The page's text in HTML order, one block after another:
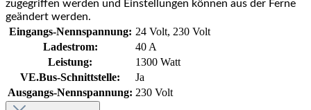
zugegriffen werden und Einstellungen können aus der Ferne
geändert werden.
Eingangs-Nennspannung: 24 Volt, 230 Volt
Ladestrom:
40 A
Leistung:
1300 Watt
VE.Bus-Schnittstelle:
Ja
Ausgangs-Nennspannung: 230 Volt